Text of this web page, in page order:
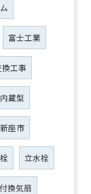
富士工業
工事
蔵型
新座市
立水栓
換気扇